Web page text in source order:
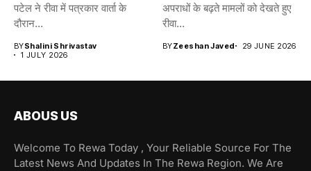
पटेल ने रीवा में पत्रकार वार्ता के
दौरान...
BYShalini Shrivastav
1 JULY 2026
अपराधों के बढ़ते मामलों को देखते हुए
रीवा...
BYZeeshan Javed 29 JUNE 2026
ABOUS US
Welcome To Rewa Today , Your Reliable Source For The
Latest News And Updates In The Rewa Region. We Are